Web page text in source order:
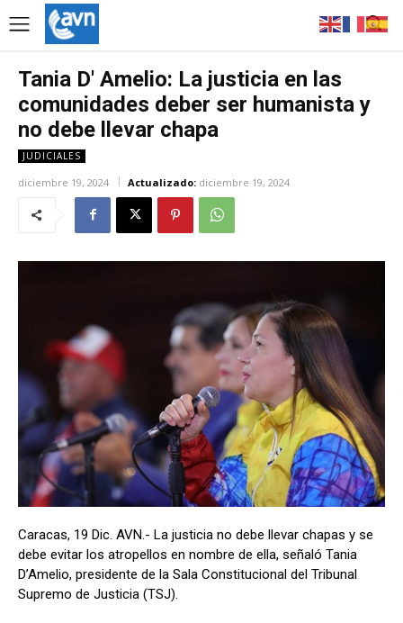
Tania D' Amelio: La justicia en las
comunidades deber ser humanista y
no debe llevar chapa
JUDICIALES
diciembre 19, 2024 Actualizado: diciembre 19, 2024
Caracas, 19 Dic. AVN.- La justicia no debe llevar chapas y se
debe evitar los atropellos en nombre de ella, señaló Tania
D’Amelio, presidente de la Sala Constitucional del Tribunal
Supremo de Justicia (TSJ).